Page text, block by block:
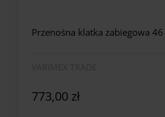
Przenośna klatka zabiegowa
773,00 zł